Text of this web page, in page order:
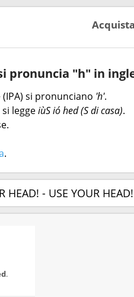
Acquista
pronuncia "h" in
si pronunciano 'h'.
leggeiùS ió hed (S di casa).
.
HEAD! - USE YOUR HEAD!
.